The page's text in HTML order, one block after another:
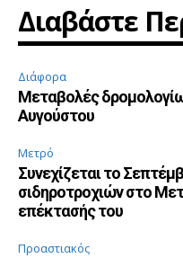
Διαβάστε
Διάφορα
Μεταβολές
Αυγούστου
Μετρό
Συνεχίζεται το
σιδηροτροχιών στο
επέκτασής του
Προαστιακός